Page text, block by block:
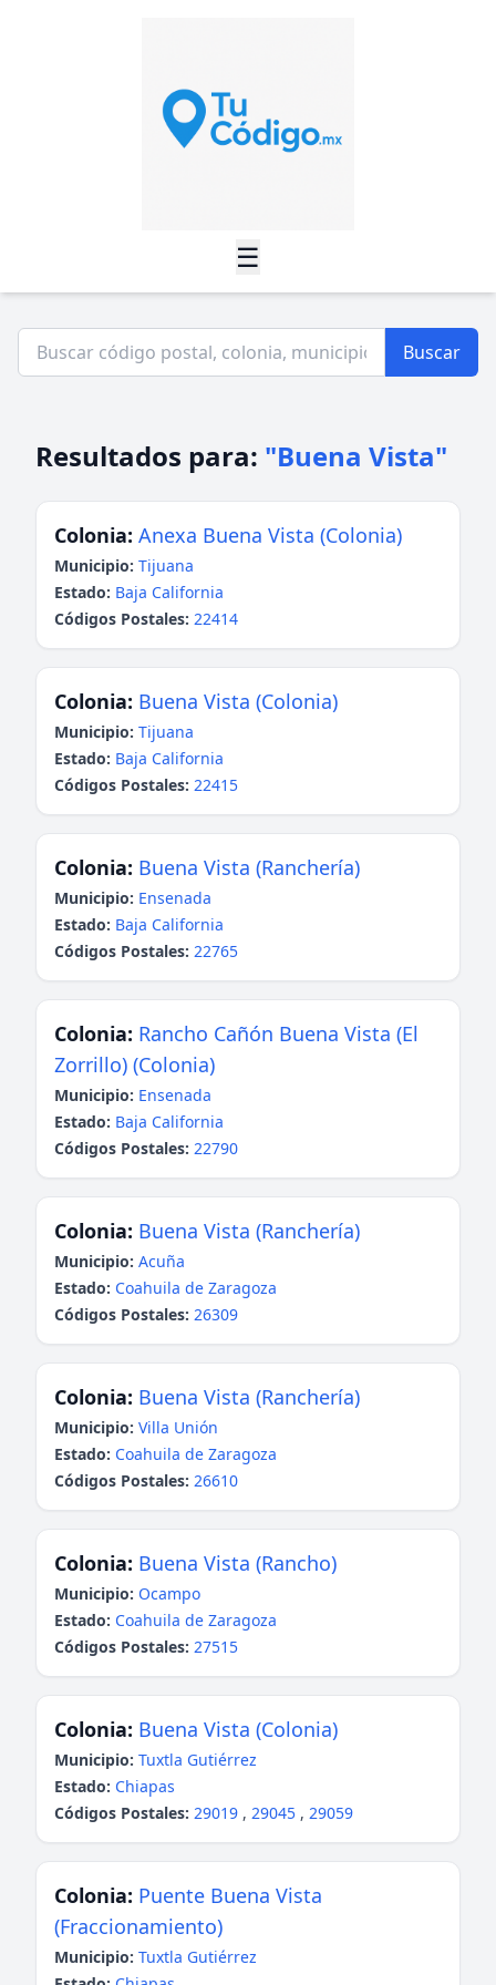
☰
Buscar
Resultados para: "Buena Vista"
Colonia: Anexa Buena Vista (Colonia)
Municipio: Tijuana
Estado: Baja California
Códigos Postales: 22414
Colonia: Buena Vista (Colonia)
Municipio: Tijuana
Estado: Baja California
Códigos Postales: 22415
Colonia: Buena Vista (Ranchería)
Municipio: Ensenada
Estado: Baja California
Códigos Postales: 22765
Colonia: Rancho Cañón Buena Vista (El
Zorrillo) (Colonia)
Municipio: Ensenada
Estado: Baja California
Códigos Postales: 22790
Colonia: Buena Vista (Ranchería)
Municipio: Acuña
Estado: Coahuila de Zaragoza
Códigos Postales: 26309
Colonia: Buena Vista (Ranchería)
Municipio: Villa Unión
Estado: Coahuila de Zaragoza
Códigos Postales: 26610
Colonia: Buena Vista (Rancho)
Municipio: Ocampo
Estado: Coahuila de Zaragoza
Códigos Postales: 27515
Colonia: Buena Vista (Colonia)
Municipio: Tuxtla Gutiérrez
Estado: Chiapas
Códigos Postales: 29019 , 29045 , 29059
Colonia: Puente Buena Vista
(Fraccionamiento)
Municipio: Tuxtla Gutiérrez